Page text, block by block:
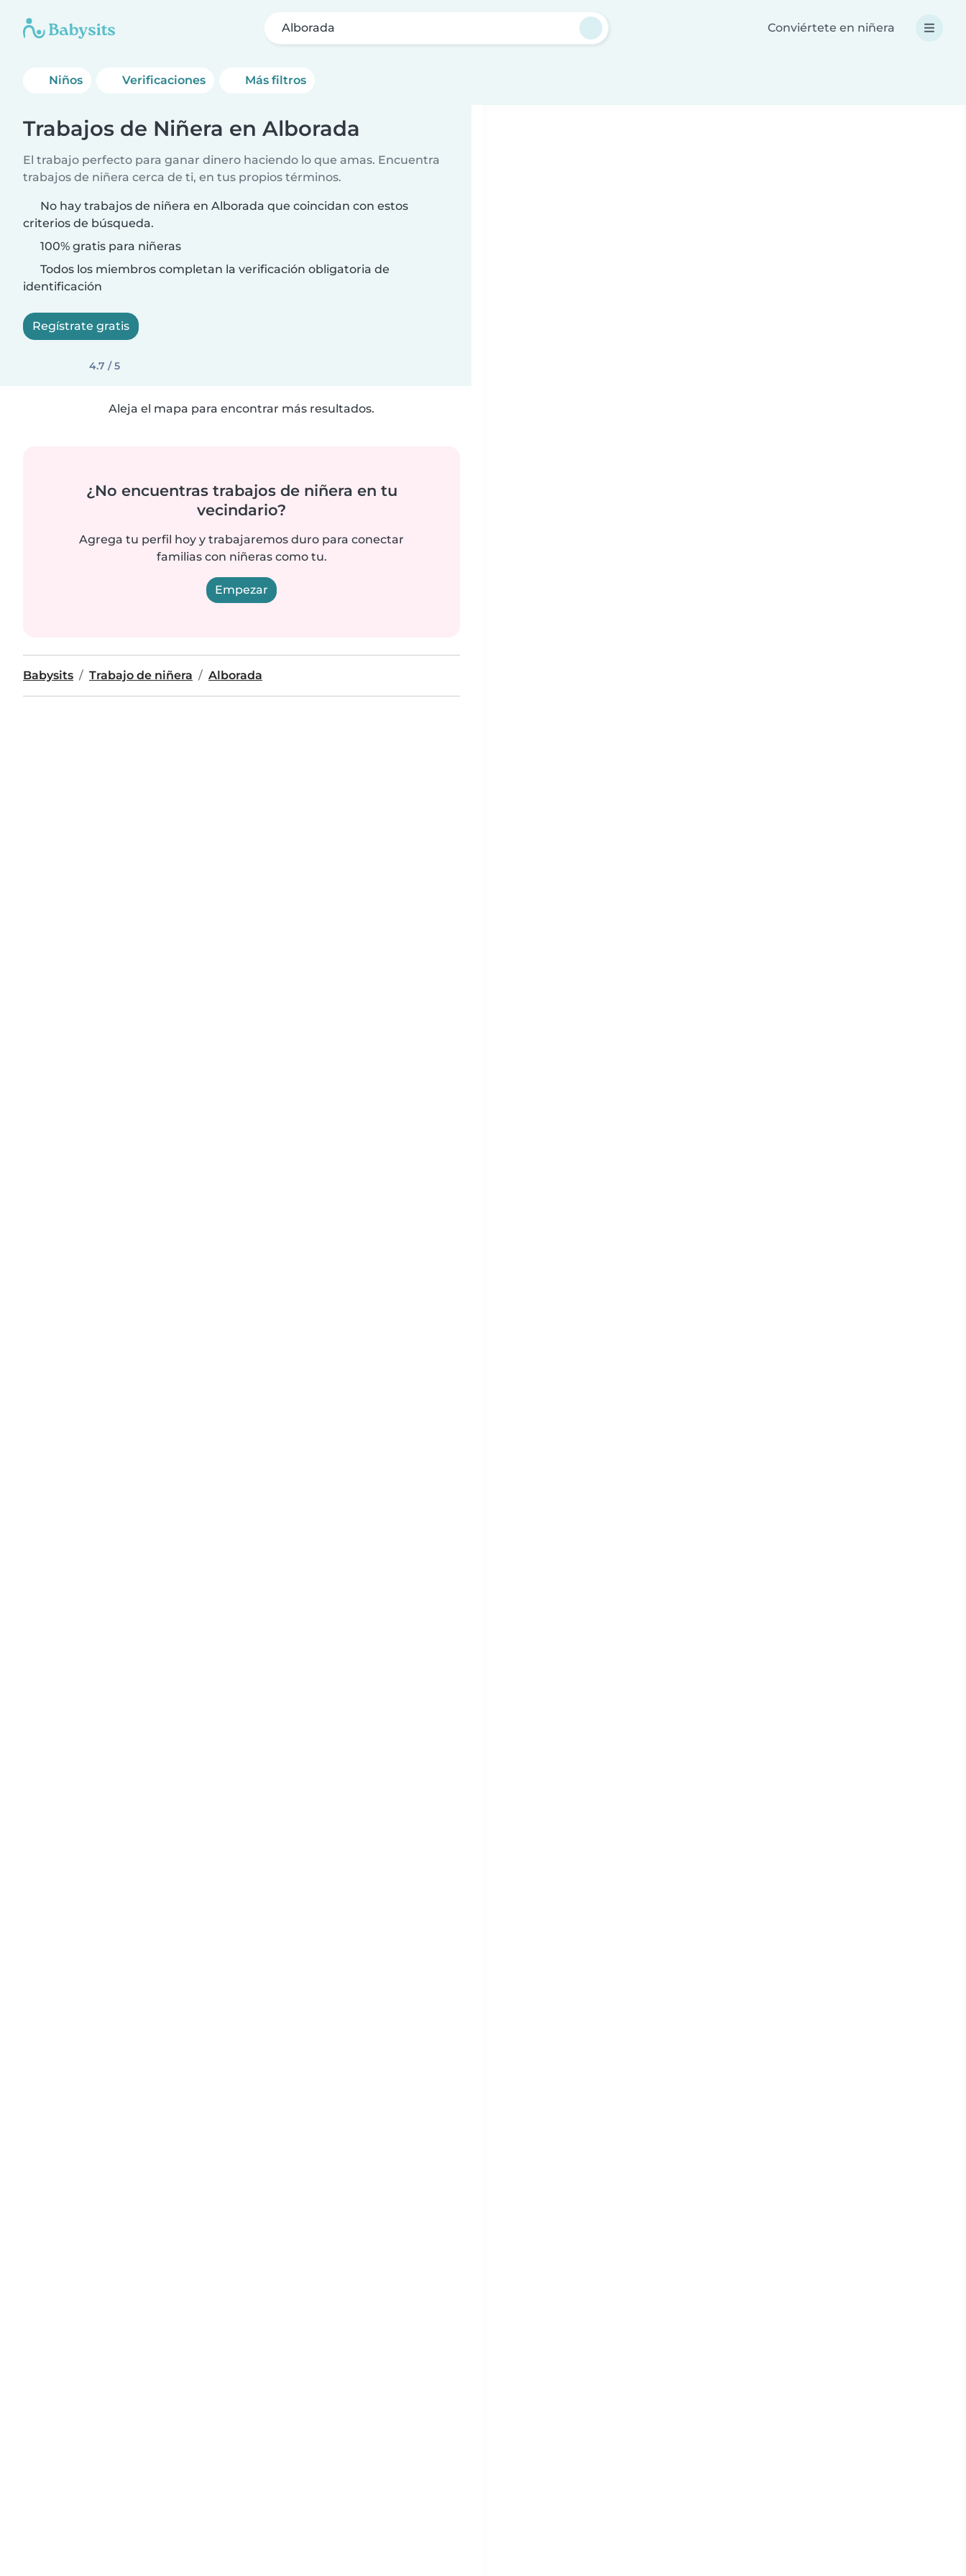
Alborada Conviértete en niñera
Niños Verificaciones Más filtros
Trabajos de Niñera en Alborada
El trabajo perfecto para ganar dinero haciendo lo que amas. Encuentra
trabajos de niñera cerca de ti, en tus propios términos.
No hay trabajos de niñera en Alborada que coincidan con estos
criterios de búsqueda.
100% gratis para niñeras
Todos los miembros completan la verificación obligatoria de
identificación
Regístrate gratis
4.7 / 5
Aleja el mapa para encontrar más resultados.
¿No encuentras trabajos de niñera en tu
vecindario?
Agrega tu perfil hoy y trabajaremos duro para conectar
familias con niñeras como tu.
Empezar
Babysits Trabajo de niñera Alborada